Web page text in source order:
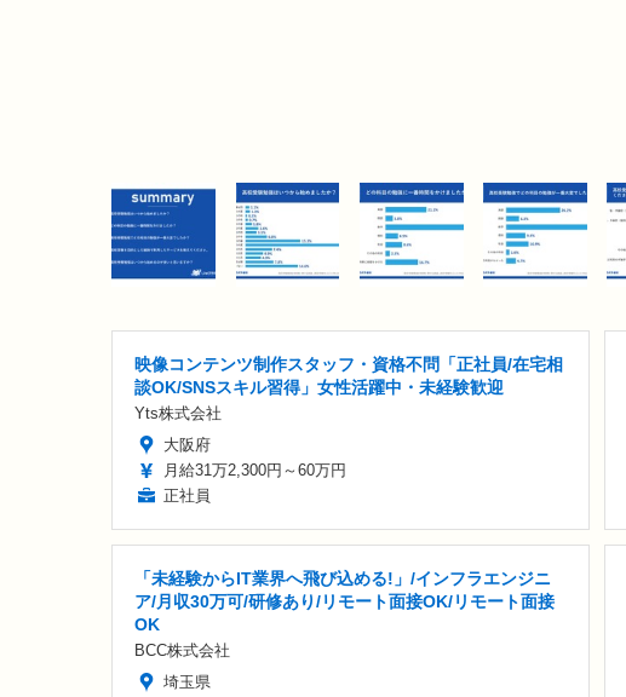
映像コンテンツ制作スタッフ・資格不問「正社員/在宅相
談OK/SNSスキル習得」女性活躍中・未経験歓迎
Yts株式会社
大阪府
月給31万2,300円～60万円
正社員
「未経験からIT業界へ飛び込める!」/インフラエンジニ
ア/月収30万可/研修あり/リモート面接OK/リモート面接
OK
BCC株式会社
埼玉県